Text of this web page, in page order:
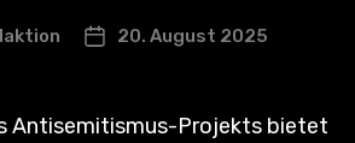
Veröffentlichungsdatum
20. August 2025
Antisemitismus-Projekts bietet